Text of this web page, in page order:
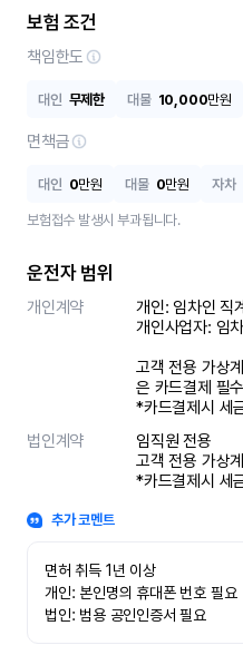
보험 조건
책임한도
대인 무제한 대물 10,000만원
면책금
대인 0만원 대물 0만원 자차
보험접수 발생시 부과됩니다.
운전자 범위
개인계약
개인: 임차인 직
개인사업자: 임
고객 전용 가상
은 카드결제 필
*카드결제시 세
법인계약
임직원 전용
고객 전용 가상
*카드결제시 세
추가 코멘트
면허 취득 1년 이상
개인: 본인명의 휴대폰 번호 필요
법인: 범용 공인인증서 필요